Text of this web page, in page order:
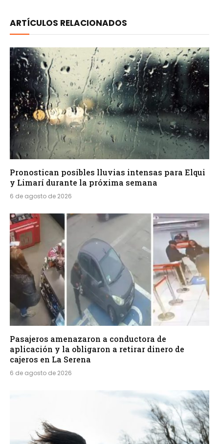
ARTÍCULOS RELACIONADOS
Pronostican posibles lluvias intensas para Elqui
y Limarí durante la próxima semana
6 de agosto de 2026
Pasajeros amenazaron a conductora de
aplicación y la obligaron a retirar dinero de
cajeros en La Serena
6 de agosto de 2026